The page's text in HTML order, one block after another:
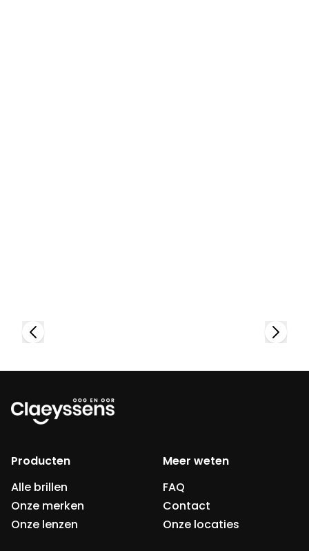
Producten
Alle brillen
Onze merken
Onze lenzen
Meer weten
FAQ
Contact
Onze locaties